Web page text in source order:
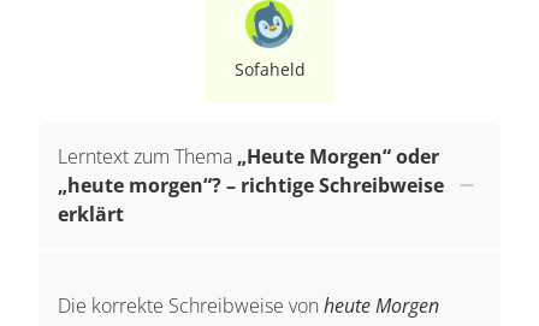
Sofaheld
Lerntext zum Thema „Heute Morgen“ oder
„heute morgen“? – richtige Schreibweise
erklärt
Die korrekte Schreibweise von heute Morgen